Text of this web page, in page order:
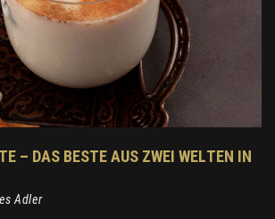
– DAS BESTE AUS ZWEI WELTEN IN
Adler